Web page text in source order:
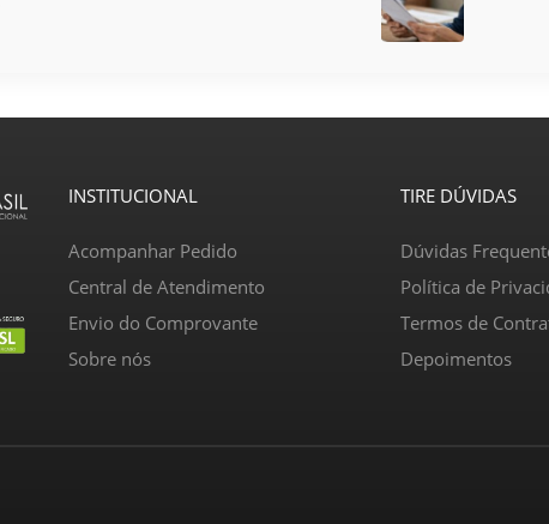
INSTITUCIONAL
Acompanhar Pedido
Central de Atendimento
Envio do Comprovante
Sobre nós
TIRE DÚVIDAS
Dúvidas
Política de
Termos de
Depoimentos